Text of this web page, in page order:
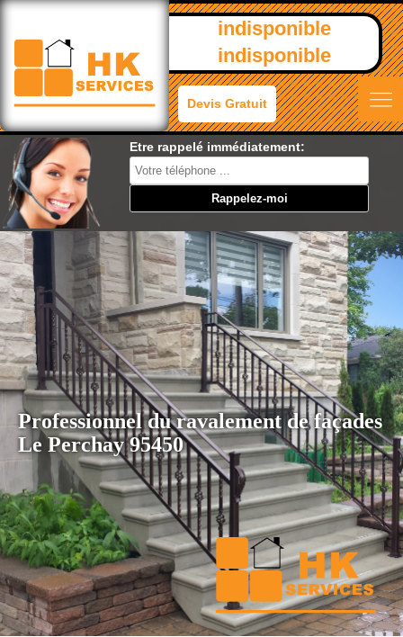
indisponible
indisponible
Devis Gratuit
Etre rappelé immédiatement:
Professionnel du ravalement de façades
Le Perchay 95450